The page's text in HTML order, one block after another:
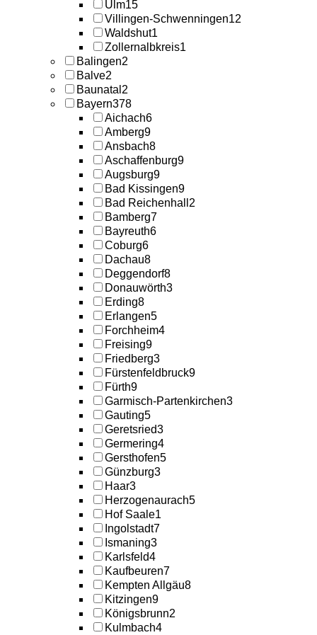
Ulm15
Villingen-Schwenningen12
Waldshut1
Zollernalbkreis1
Balingen2
Balve2
Baunatal 2
Bayern378
Aichach6
Amberg9
Ansbach8
Aschaffenburg9
Augsburg9
Bad Kissingen9
Bad Reichenhall 2
Bamberg7
Bayreuth6
Coburg6
Dachau8
Deggendorf8
Donauwörth3
Erding8
Erlangen5
Forchheim4
Freising9
Friedberg3
Fürstenfeldbruck9
Fürth9
Garmisch-Partenkirchen3
Gauting5
Geretsried3
Germering4
Gersthofen5
Günzburg3
Haar3
Herzogenaurach5
Hof Saale1
Ingolstadt7
Ismaning3
Karlsfeld4
Kaufbeuren7
Kempten Allgäu8
Kitzingen9
Königsbrunn2
Kulmbach4